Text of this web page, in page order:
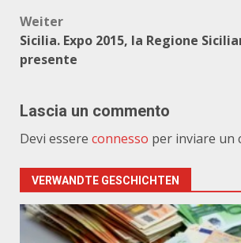
Weiter
Sicilia. Expo 2015, la Regione
presente
Lascia un commento
Devi essere connesso per inviare un
VERWANDTE GESCHICHTEN